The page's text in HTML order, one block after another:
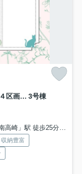
【新築】高崎市片岡町2丁目 ３号棟(全４区画) フェリディアガーデン 新築建売分譲 3号棟
高崎」駅 徒歩25分
収納豊富